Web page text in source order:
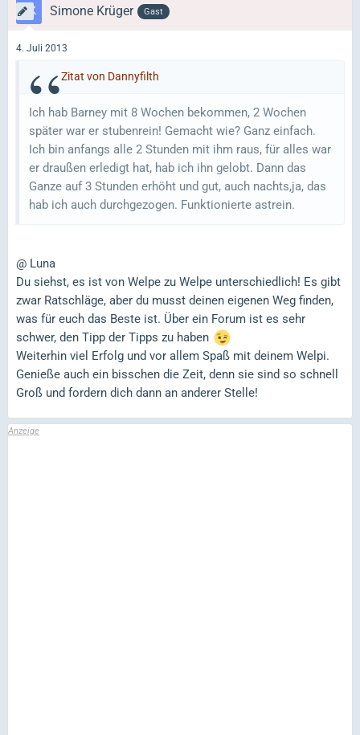
Simone Krüger Gast
4. Juli 2013
Zitat von Dannyfilth
Ich hab Barney mit 8 Wochen bekommen, 2 Wochen
später war er stubenrein! Gemacht wie? Ganz einfach.
Ich bin anfangs alle 2 Stunden mit ihm raus, für alles war
er draußen erledigt hat, hab ich ihn gelobt. Dann das
Ganze auf 3 Stunden erhöht und gut, auch nachts,ja, das
hab ich auch durchgezogen. Funktionierte astrein.
@ Luna
Du siehst, es ist von Welpe zu Welpe unterschiedlich! Es gibt
zwar Ratschläge, aber du musst deinen eigenen Weg finden,
was für euch das Beste ist. Über ein Forum ist es sehr
schwer, den Tipp der Tipps zu haben
Weiterhin viel Erfolg und vor allem Spaß mit deinem Welpi.
Genieße auch ein bisschen die Zeit, denn sie sind so schnell
Groß und fordern dich dann an anderer Stelle!